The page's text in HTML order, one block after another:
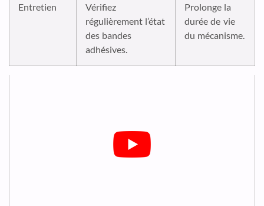
Entretien
Vérifiez
régulièrement l’état
des bandes
adhésives.
Prolonge la
durée de vie
du mécanisme.